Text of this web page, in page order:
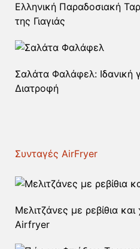
Ελληνική Παραδοσιακή
της Γιαγιάς
Σαλάτα Φαλάφελ: Ιδανική
Διατροφή
Συνταγές AirFryer
Μελιτζάνες με ρεβίθια
Airfryer